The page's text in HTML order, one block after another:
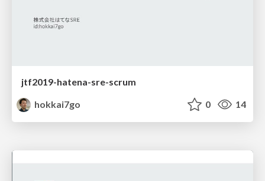
jtf2019-hatena-sre-scrum
hokkai7go
0 14